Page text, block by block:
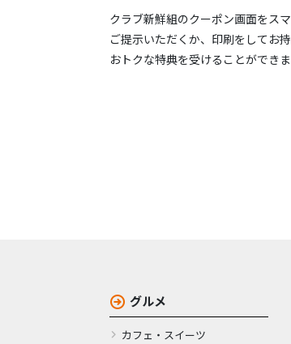
クラブ新鮮組のクーポン画面をス
ご提示いただくか、印刷をしてお
おトクな特典を受けることができま
グルメ
カフェ・スイーツ